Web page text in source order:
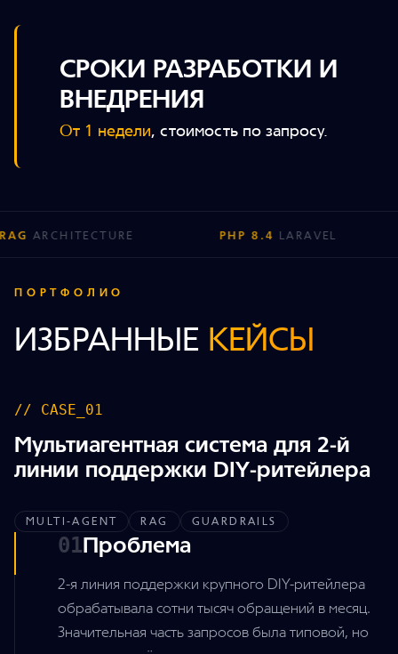
СРОКИ РАЗРАБОТКИ И
ВНЕДРЕНИЯ
От 1 недели, стоимость по запросу.
LARAVEL
ПОРТФОЛИО
ИЗБРАННЫЕ КЕЙСЫ
// CASE_01
Мультиагентная система для 2-й
линии поддержки DIY-ритейлера
MULTI-AGENT RAG GUARDRAILS
01Проблема
2-я линия поддержки крупного DIY-ритейлера
обрабатывала сотни тысяч обращений в месяц.
Значительная часть запросов была типовой, но